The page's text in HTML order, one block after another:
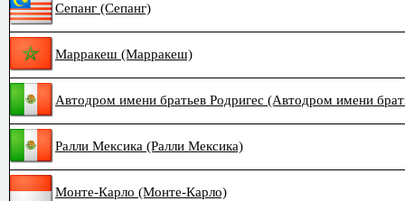
Сепанг (Сепанг)
Марракеш (Марракеш)
Автодром имени братьев Родригес (Автодром имени
Ралли Мексика (Ралли Мексика)
Монте-Карло (Монте-Карло)